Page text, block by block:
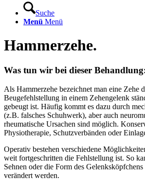
Suche
Menü Menü
Hammerzehe.
Was tun wir bei dieser Behandlung
Als Hammerzehe bezeichnet man eine Zehe
Beugefehlstellung in einem Zehengelenk
gebeugt ist. Häufig kommt es dazu durch
(z.B. falsches Schuhwerk), aber auch
rheumatische Ursachen sind möglich.
Physiotherapie, Schutzverbänden oder
Operativ bestehen verschiedene
weit fortgeschritten die Fehlstellung ist. So
Sehnen oder die Form des
verändert werden.